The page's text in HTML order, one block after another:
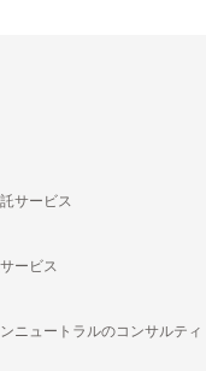
サービス
ービス
ニュートラルのコンサルティ